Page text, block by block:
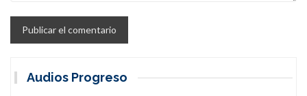
Audios Progreso